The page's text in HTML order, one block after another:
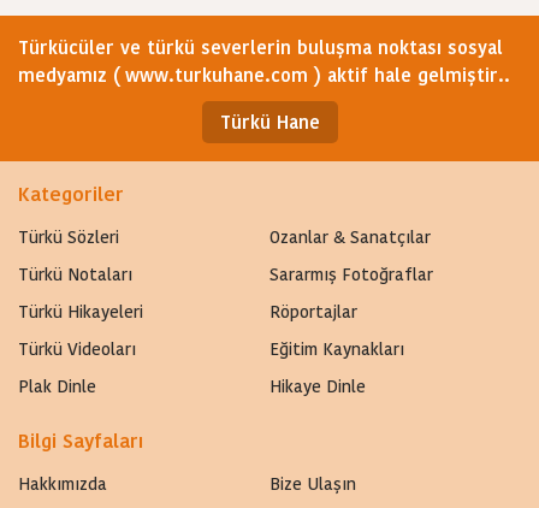
Türkücüler ve türkü severlerin buluşma noktası sosyal
medyamız ( www.turkuhane.com ) aktif hale gelmiştir..
Türkü Hane
Kategoriler
Türkü Sözleri
Ozanlar & Sanatçılar
Türkü Notaları
Sararmış Fotoğraflar
Türkü Hikayeleri
Röportajlar
Türkü Videoları
Eğitim Kaynakları
Plak Dinle
Hikaye Dinle
Bilgi Sayfaları
Hakkımızda
Bize Ulaşın